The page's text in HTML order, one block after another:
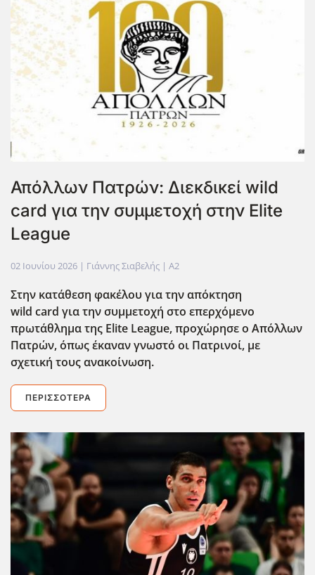
Απόλλων Πατρών: Διεκδικεί wild
card για την συμμετοχή στην Elite
League
02 Ιουνίου 2026 | Γιάννης Σιαβελής | A2
Στην κατάθεση φακέλου για την απόκτηση
wild card για την συμμετοχή στο επερχόμενο
πρωτάθλημα της Elite League, προχώρησε ο Απόλλων
Πατρών, όπως έκαναν γνωστό οι Πατρινοί, με
σχετική τους ανακοίνωση.
ΠΕΡΙΣΣΌΤΕΡΑ